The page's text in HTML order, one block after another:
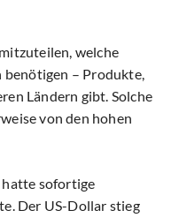
welche
benötigen – Produkte,
Ländern gibt. Solche
von den hohen
hatte sofortige
Der US-Dollar stieg